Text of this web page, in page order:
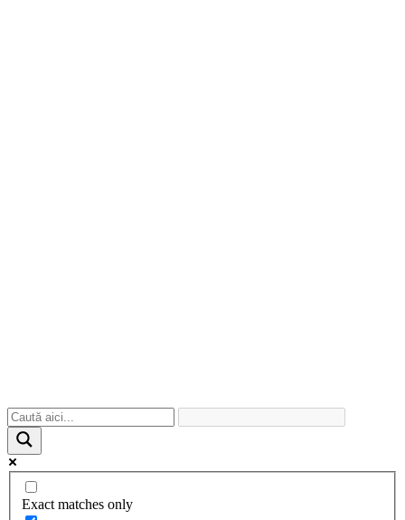
Exact matches only